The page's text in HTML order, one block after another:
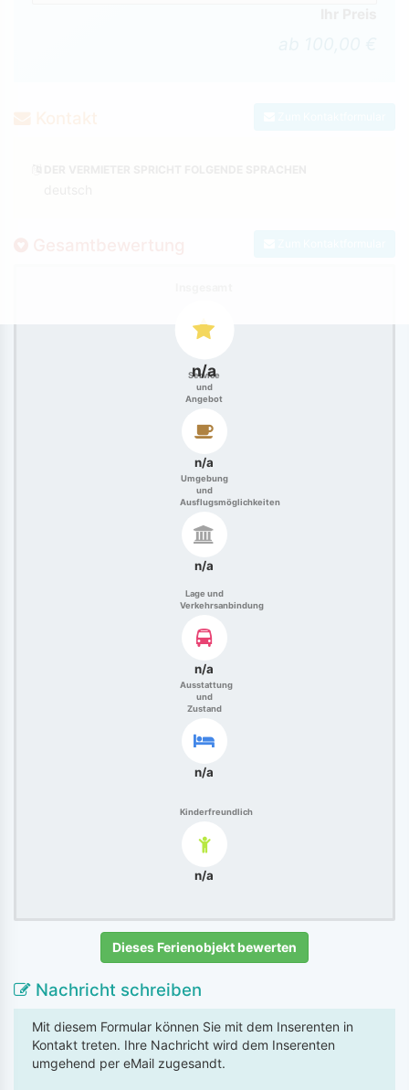
n/a
Service
und
Angebot
n/a
Umgebung
und
Ausflugsmöglichkeiten
n/a
Lage und
Verkehrsanbindung
n/a
Ausstattung
und
Zustand
n/a
Kinderfreundlich
n/a
Dieses Ferienobjekt bewerten
Nachricht schreiben
Mit diesem Formular können Sie mit dem Inserenten in
Kontakt treten. Ihre Nachricht wird dem Inserenten
umgehend per eMail zugesandt.